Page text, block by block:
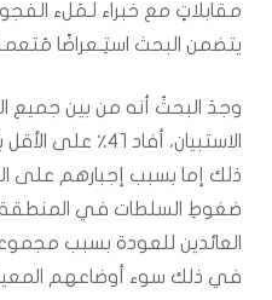
مقابلاتٍ مع خبراء لـمَلء
يتضمن البحث استِـعراضًا
وجدَ البحثُ أنه من بين جميع
الاستبيان، أفاد
ذلك إما بسبب إجبارهم على
ضغوطِ السلطات في
العائدين للعودة بسبب
في ذلك سوء أوضاعهم